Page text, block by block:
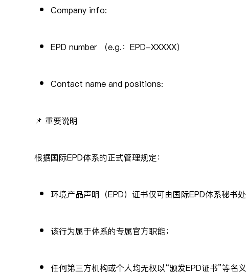
Company info:
EPD number （e.g.：EPD-XXXXX）
Contact name and positions:
📌 重要说明
根据国际EPD体系的正式管理规定：
环境产品声明（EPD）证书仅可由国际EPD体系秘书
该行为属于体系的专属官方职能；
任何第三方机构或个人均无权以“颁发EPD证书”等名